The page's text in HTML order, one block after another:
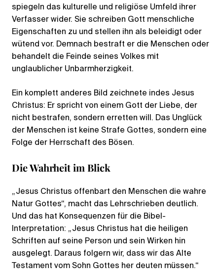
spiegeln das kulturelle und religiöse Umfeld ihrer
Verfasser wider. Sie schreiben Gott menschliche
Eigenschaften zu und stellen ihn als beleidigt oder
wütend vor. Demnach bestraft er die Menschen oder
behandelt die Feinde seines Volkes mit
unglaublicher Unbarmherzigkeit.
Ein komplett anderes Bild zeichnete indes Jesus
Christus: Er spricht von einem Gott der Liebe, der
nicht bestrafen, sondern erretten will. Das Unglück
der Menschen ist keine Strafe Gottes, sondern eine
Folge der Herrschaft des Bösen.
Die Wahrheit im Blick
„Jesus Christus offenbart den Menschen die wahre
Natur Gottes“, macht das Lehrschrieben deutlich.
Und das hat Konsequenzen für die Bibel-
Interpretation: „Jesus Christus hat die heiligen
Schriften auf seine Person und sein Wirken hin
ausgelegt. Daraus folgern wir, dass wir das Alte
Testament vom Sohn Gottes her deuten müssen.“